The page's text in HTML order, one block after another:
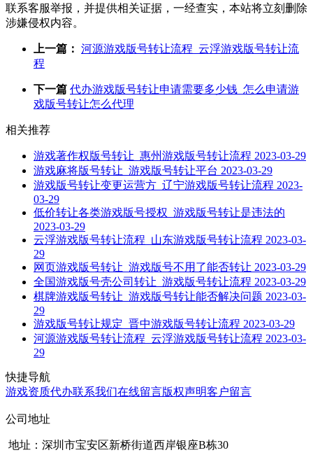
联系客服举报，并提供相关证据，一经查实，本站将立刻删除
涉嫌侵权内容。
上一篇： 河源游戏版号转让流程_云浮游戏版号转让流
程
下一篇 代办游戏版号转让申请需要多少钱_怎么申请游
戏版号转让怎么代理
相关推荐
游戏著作权版号转让_惠州游戏版号转让流程 2023-03-29
游戏麻将版号转让_游戏版号转让平台 2023-03-29
游戏版号转让变更运营方_辽宁游戏版号转让流程 2023-
03-29
低价转让各类游戏版号授权_游戏版号转让是违法的
2023-03-29
云浮游戏版号转让流程_山东游戏版号转让流程 2023-03-
29
网页游戏版号转让_游戏版号不用了能否转让 2023-03-29
全国游戏版号壳公司转让_游戏版号转让流程 2023-03-29
棋牌游戏版号转让_游戏版号转让能否解决问题 2023-03-
29
游戏版号转让规定_晋中游戏版号转让流程 2023-03-29
河源游戏版号转让流程_云浮游戏版号转让流程 2023-03-
29
快捷导航
游戏资质代办联系我们在线留言版权声明客户留言
公司地址
地址：深圳市宝安区新桥街道西岸银座B栋30